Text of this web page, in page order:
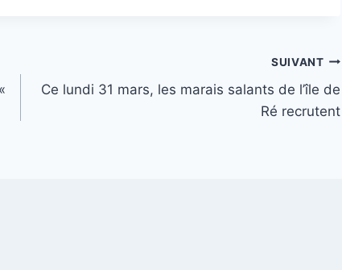
SUIVANT
Ce lundi 31 mars, les marais salants de l’île de
Ré recrutent